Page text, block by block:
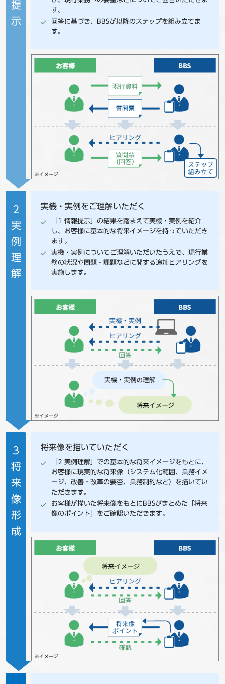
提
示
す。
回答に基づき、BBSが以降のステップを組み立てま
す。
2
実
例
理
解
実機・実例をご理解いただく
「1 情報提示」の結果を踏まえて実機・実例を紹介
し、お客様に基本的な将来イメージを持っていただき
ます。
実機・実例についてご理解いただいたうえで、現行業
務の状況や問題・課題などに関する追加ヒアリングを
実施します。
3
将
来
像
形
成
将来像を描いていただく
「2 実例理解」での基本的な将来イメージをもとに、
お客様に現実的な将来像（システム化範囲、業務イメ
ージ、改善・改革の要否、業務制約など）を描いてい
ただきます。
お客様が描いた将来像をもとにBBSがまとめた「将来
像のポイント」をご確認いただきます。